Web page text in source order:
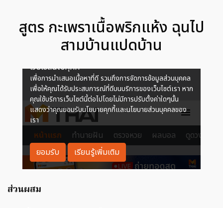
สูตร กะเพราเนื้อพริกแห้ง ฉุนไป
สามบ้านแปดบ้าน
ส่วนผสม